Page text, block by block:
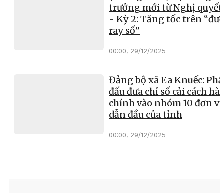
trưởng mới từ Nghị quyết
- Kỳ 2: Tăng tốc trên
ray số”
00:00, 29/12/2025
Đảng bộ xã Ea Knuếc:
đấu đưa chỉ số cải cách
chính vào nhóm 10 đơn vị
dẫn đầu của tỉnh
00:00, 29/12/2025